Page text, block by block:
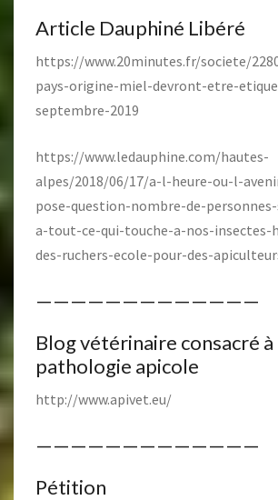
Article Dauphiné Libéré
https://www.20minutes.fr/societe/
pays-origine-miel-devront-etre-
septembre-2019
https://www.ledauphine.com/hautes-
alpes/2018/06/17/a-l-heure-ou-l-
pose-question-nombre-de-
a-tout-ce-qui-touche-a-nos-insectes-
des-ruchers-ecole-pour-des-
—————————————
Blog vétérinaire consacré à
pathologie apicole
http://www.apivet.eu/
—————————————
Pétition